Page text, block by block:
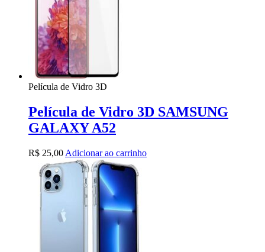
Película de Vidro 3D
Película de Vidro 3D SAMSUNG
GALAXY A52
R$ 25,00 Adicionar ao carrinho